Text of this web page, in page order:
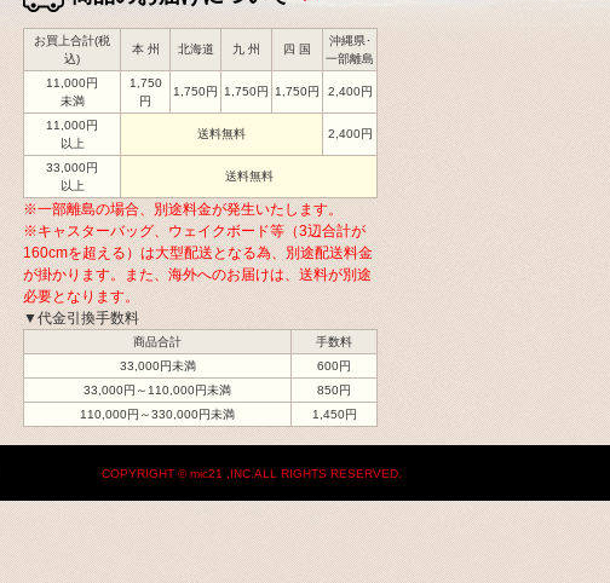
お買上合計(税
込)
本 州 北海道 九 州 四 国
沖縄県･
一部離島
11,000円
未満
1,750
円
1,750円 1,750円 1,750円 2,400円
11,000円
以上
送料無料 2,400円
33,000円
以上
送料無料
※一部離島の場合、別途料金が発生いたします。
※キャスターバッグ、ウェイクボード等（3辺合計が
160cmを超える）は大型配送となる為、別途配送料金
が掛かります。また、海外へのお届けは、送料が別途
必要となります。
▼代金引換手数料
商品合計
手数料
33,000円未満
600円
33,000円～110,000円未満
850円
110,000円～330,000円未満
1,450円
COPYRIGHT © mic21 ,INC.ALL RIGHTS RESERVED.